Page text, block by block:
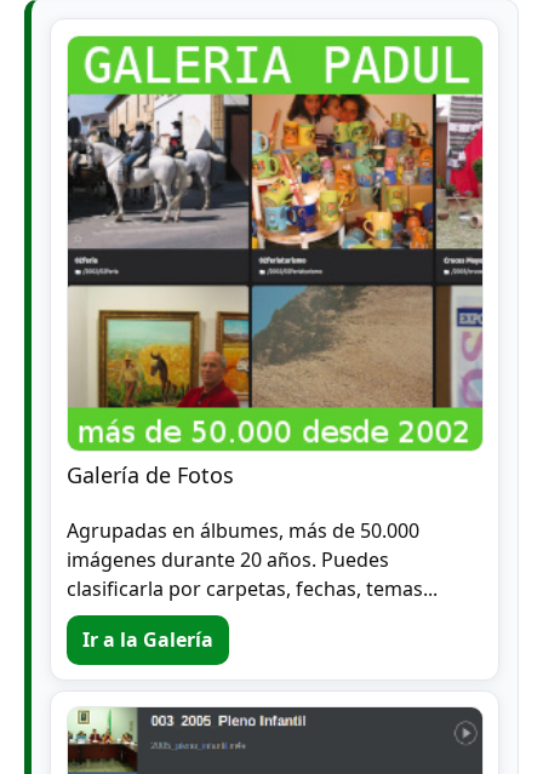
Galería de Fotos
Agrupadas en álbumes, más de 50.000
imágenes durante 20 años. Puedes
clasificarla por carpetas, fechas, temas...
Ir a la Galería